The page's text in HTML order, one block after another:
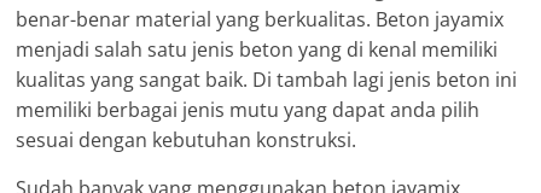
benar-benar material yang berkualitas. Beton jayamix
menjadi salah satu jenis beton yang di kenal memiliki
kualitas yang sangat baik. Di tambah lagi jenis beton ini
memiliki berbagai jenis mutu yang dapat anda pilih
sesuai dengan kebutuhan konstruksi.